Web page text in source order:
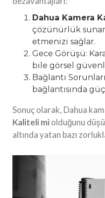
Dahua Kamera
çözünürlük
etmenizi sağlar.
Gece Görüşü:
bile görsel
Bağlantı
bağlantısında
Sonuç olarak, Dahua
Kaliteli miolduğunu
altında yatan bazı